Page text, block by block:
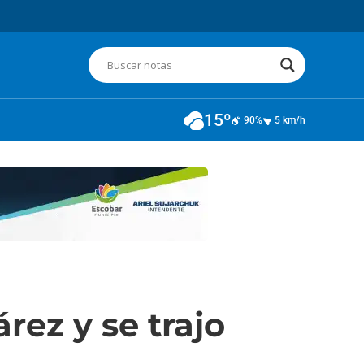
15º 90% 5 km/h
y se trajo